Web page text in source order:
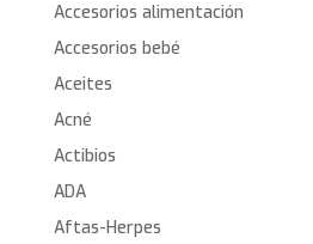
Accesorios alimentación
Accesorios bebé
Aceites
Acné
Actibios
ADA
Aftas-Herpes